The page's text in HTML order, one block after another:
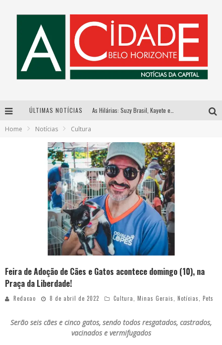
ÚLTIMAS NOTÍCIAS
Esplanada fica pequena e CÊ TÁ DOIDO FESTIVAL anuncia mudança para o gramado do Mineirão
Hot Wheels Monster Trucks Live™ confirma Belo Horizonte na turnê América do Sul 2027
Home Notícias Cultura
Feira de Adoção de Cães e Gatos acontece domingo (10), na
Praça da Liberdade!
Redacao 8 de abril de 2022 Cultura, Minas Gerais, Notícias, Pets
Serão seis cães e cinco gatos, sendo todos resgatados, castrados,
vacinados e vermifugados